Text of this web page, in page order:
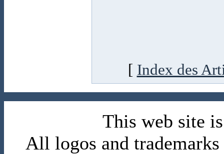
[ Index des
This web site
All logos and